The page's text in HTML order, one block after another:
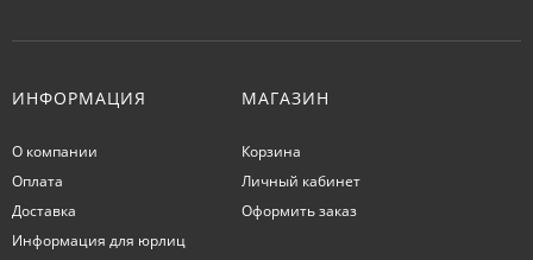
ИНФОРМАЦИЯ
О компании
Оплата
Доставка
Информация для юрлиц
МАГАЗИН
Корзина
Личный кабинет
Оформить заказ